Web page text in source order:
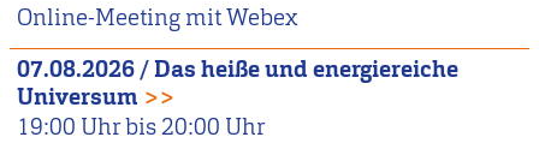
Online-Meeting mit Webex
07.08.2026/Das heiße und energiereiche
Universum >>
19:00 Uhr bis20:00 Uhr